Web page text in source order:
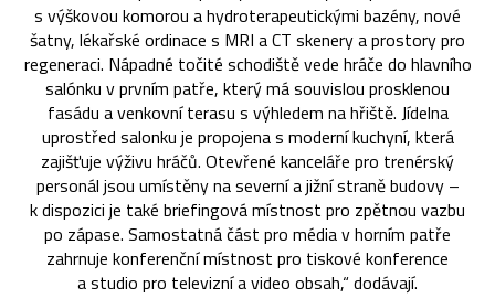
s výškovou komorou a hydroterapeutickými bazény, nové
šatny, lékařské ordinace s MRI a CT skenery a prostory pro
regeneraci. Nápadné točité schodiště vede hráče do hlavního
salónku v prvním patře, který má souvislou prosklenou
fasádu a venkovní terasu s výhledem na hřiště. Jídelna
uprostřed salonku je propojena s moderní kuchyní, která
zajišťuje výživu hráčů. Otevřené kanceláře pro trenérský
personál jsou umístěny na severní a jižní straně budovy –
k dispozici je také briefingová místnost pro zpětnou vazbu
po zápase. Samostatná část pro média v horním patře
zahrnuje konferenční místnost pro tiskové konference
a studio pro televizní a video obsah,“ dodávají.